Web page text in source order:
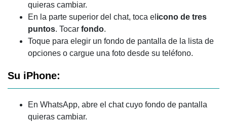
quieras cambiar.
En la parte superior del chat, toca el icono de tres
puntos. Tocar fondo.
Toque para elegir un fondo de pantalla de la lista de
opciones o cargue una foto desde su teléfono.
Su iPhone:
En WhatsApp, abre el chat cuyo fondo de pantalla
quieras cambiar.